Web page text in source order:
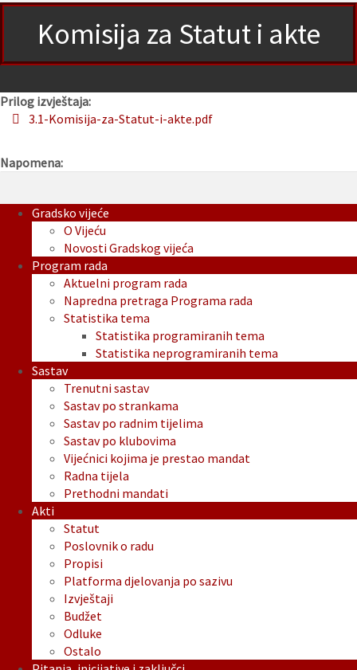
Komisija za Statut i akte
Prilog izvještaja:
3.1-Komisija-za-Statut-i-akte.pdf
Napomena:
Gradsko vijeće
O Vijeću
Novosti Gradskog vijeća
Program rada
Aktuelni program rada
Napredna pretraga Programa rada
Statistika tema
Statistika programiranih tema
Statistika neprogramiranih tema
Sastav
Trenutni sastav
Sastav po strankama
Sastav po radnim tijelima
Sastav po klubovima
Vijećnici kojima je prestao mandat
Radna tijela
Prethodni mandati
Akti
Statut
Poslovnik o radu
Propisi
Platforma djelovanja po sazivu
Izvještaji
Budžet
Odluke
Ostalo